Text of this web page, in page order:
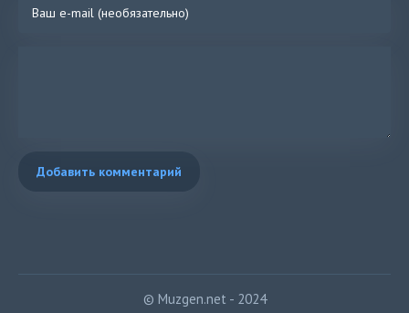
Добавить комментарий
© Muzgen.net - 2024